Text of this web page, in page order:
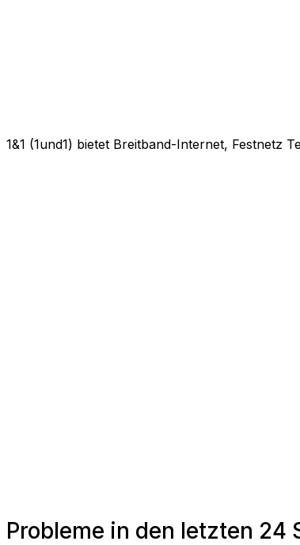
1&1 (1und1) bietet Breitband-Internet, Festnetz
Probleme in den letzten